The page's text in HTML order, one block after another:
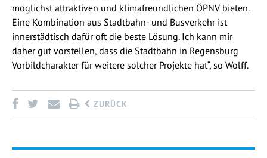
möglichst attraktiven und klimafreundlichen ÖPNV bieten.
Eine Kombination aus Stadtbahn- und Busverkehr ist
innerstädtisch dafür oft die beste Lösung. Ich kann mir
daher gut vorstellen, dass die Stadtbahn in Regensburg
Vorbildcharakter für weitere solcher Projekte hat“, so Wolff.
ZURÜCK